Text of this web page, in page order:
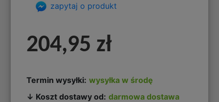
zapytaj o produkt
204,95 zł
Termin wysyłki: wysyłka w środę
↓ Koszt dostawy od: darmowa dostawa